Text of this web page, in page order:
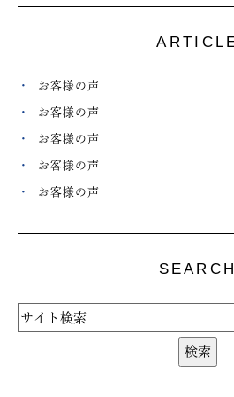
お客様の声
お客様の声
お客様の声
お客様の声
お客様の声
SEARCH